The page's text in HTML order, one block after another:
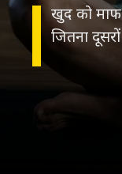
खुद को माफ
जितना